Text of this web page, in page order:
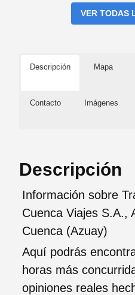
VER TODAS
Descripción Mapa
Contacto Imágenes
Descripción
Información sobre
Cuenca Viajes S.A.,
Cuenca (Azuay)
Aquí podrás
horas más
opiniones reales